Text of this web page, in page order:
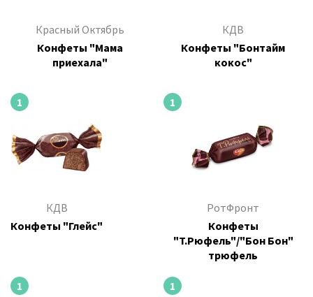
Красный Октябрь
Конфеты "Мама
приехала"
КДВ
Конфеты "Бонтайм
кокос"
1
КДВ
Конфеты "Глейс"
1
РотФронт
Конфеты
"Т.Рюфель"/"Бон Бон"
трюфель
1 1